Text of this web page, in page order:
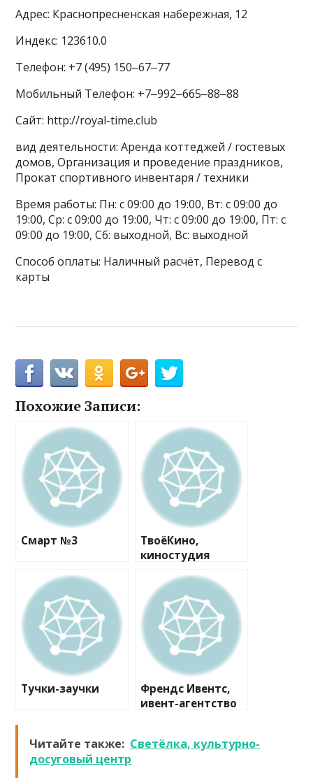
Адрес: Краснопресненская набережная, 12
Индекс: 123610.0
Телефон: +7 (495) 150‒67‒77
Мобильный Телефон: +7‒992‒665‒88‒88
Сайт: http://royal-time.club
вид деятельности: Аренда коттеджей / гостевых
домов, Организация и проведение праздников,
Прокат спортивного инвентаря / техники
Время работы: Пн: с 09:00 до 19:00, Вт: с 09:00 до
19:00, Ср: с 09:00 до 19:00, Чт: с 09:00 до 19:00, Пт: с
09:00 до 19:00, Сб: выходной, Вс: выходной
Способ оплаты: Наличный расчёт, Перевод с
карты
Похожие Записи:
Смарт №3
ТвоёКино,
киностудия
Тучки-заучки
Френдс Ивентс,
ивент-агентство
Читайте также: Светёлка, культурно-
досуговый центр